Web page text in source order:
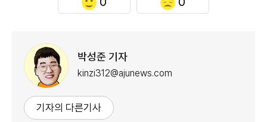
박성준 기자
kinzi312@ajunews.com
기자의 다른기사